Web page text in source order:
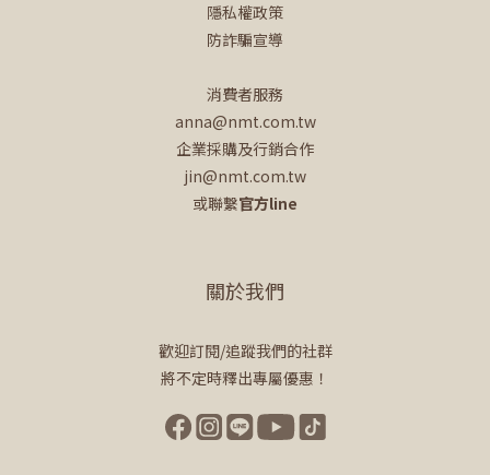
隱私權政策
防詐騙宣導
消費者服務
anna@nmt.com.tw
企業採購及行銷合作
jin@nmt.com.tw
或聯繫官方line
關於我們
歡迎訂閱/追蹤我們的社群
將不定時釋出專屬優惠！